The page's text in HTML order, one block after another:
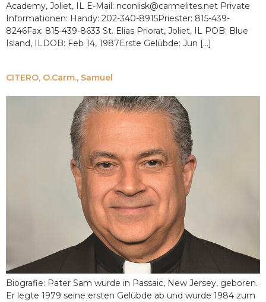
Academy, Joliet, IL E-Mail: nconlisk@carmelites.net Private
Informationen: Handy: 202-340-8915Priester: 815-439-
8246Fax: 815-439-8633 St. Elias Priorat, Joliet, IL POB: Blue
Island, ILDOB: Feb 14, 1987Erste Gelübde: Jun [...]
CITERO, O.Carm., Samuel
Biografie: Pater Sam wurde in Passaic, New Jersey, geboren.
Er legte 1979 seine ersten Gelübde ab und wurde 1984 zum